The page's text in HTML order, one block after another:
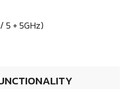
5 + 5GHz)